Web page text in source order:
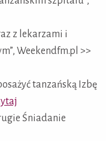
z lekarzami i
Weekendfm.pl >>
tanzańską Izbę
Śniadanie